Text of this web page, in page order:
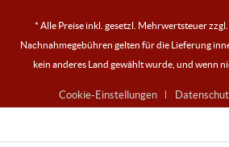
* Alle Preise inkl. gesetzl. Mehrwertsteuer zzgl.
Nachnahmegebühren gelten für die Lieferung
kein anderes Land gewählt wurde, und wenn
Cookie-Einstellungen